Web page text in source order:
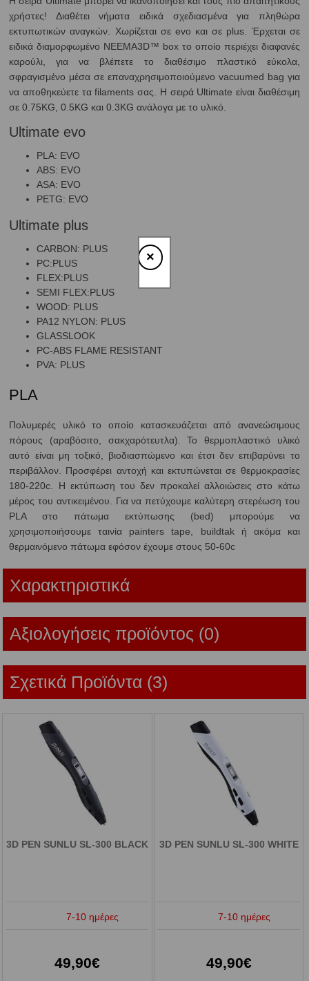
χρήστες! Διαθέτει νήματα ειδικά σχεδιασμένα για πληθώρα
εκτυπωτικών αναγκών. Χωρίζεται σε evo και σε plus. Έρχεται σε
ειδικά διαμορφωμένο NEEMA3D™ box το οποίο περιέχει διαφανές
καρούλι, για να βλέπετε το διαθέσιμο πλαστικό εύκολα,
σφραγισμένο μέσα σε επαναχρησιμοποιούμενο vacuumed bag για
να αποθηκεύετε τα filaments σας. Η σειρά Ultimate είναι διαθέσιμη
σε 0.75KG, 0.5KG και 0.3KG ανάλογα με το υλικό.
Ultimate evo
PLA: EVO
ABS: EVO
ASA: EVO
PETG: EVO
Ultimate plus
CARBON: PLUS
PC:PLUS
FLEX:PLUS
SEMI FLEX:PLUS
WOOD: PLUS
PA12 NYLON: PLUS
GLASSLOOK
PC-ABS FLAME RESISTANT
PVA: PLUS
PLA
Πολυμερές υλικό το οποίο κατασκευάζεται από ανανεώσιμους
πόρους (αραβόσιτο, σακχαρότευτλα). Το θερμοπλαστικό υλικό
αυτό είναι μη τοξικό, βιοδιασπώμενο και έτσι δεν επιβαρύνει το
περιβάλλον. Προσφέρει αντοχή και εκτυπώνεται σε θερμοκρασίες
180-220c. Η εκτύπωση του δεν προκαλεί αλλοιώσεις στο κάτω
μέρος του αντικειμένου. Για να πετύχουμε καλύτερη στερέωση του
PLA στο πάτωμα εκτύπωσης (bed) μπορούμε να
χρησιμοποιήσουμε ταινία painters tape, buildtak ή ακόμα και
θερμαινόμενο πάτωμα εφόσον έχουμε στους 50-60c
Χαρακτηριστικά
Αξιολογήσεις προϊόντος (0)
Σχετικά Προϊόντα (3)
3D PEN SUNLU SL-300 BLACK
7-10 ημέρες
49,90€
3D PEN SUNLU SL-300 WHITE
7-10 ημέρες
49,90€
×